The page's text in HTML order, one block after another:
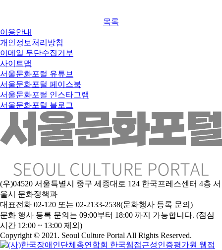
목록
이용안내
개인정보처리방침
이메일 무단수집거부
사이트맵
서울문화포털 유튜브
서울문화포털 페이스북
서울문화포털 인스타그램
서울문화포털 블로그
(우)04520 서울특별시 중구 세종대로 124 한국프레스센터 4층 서
울시 문화정책과
대표전화 02-120 또는 02-2133-2538(문화행사 등록 문의)
문화 행사 등록 문의는 09:00부터 18:00 까지 가능합니다. (점심
시간 12:00 ~ 13:00 제외)
Copyright © 2021. Seoul Culture Portal All Rights Reserved.